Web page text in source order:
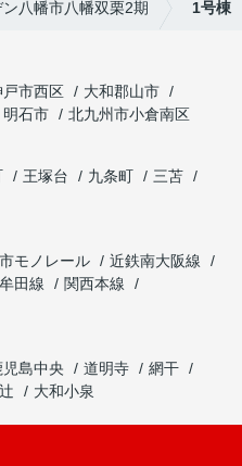
八幡市八幡双栗2期 1号棟
戸市西区
大和郡山市
明石市
北九州市小倉南区
王塚台 九条町
三苫
モノレール
近鉄南大阪線
田線
関西本線
児島中央 道明寺
網干
大和小泉